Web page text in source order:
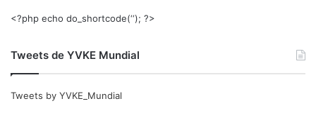
<?php echo do_shortcode(‘‘); ?>
Tweets de YVKE Mundial
Tweets by YVKE_Mundial